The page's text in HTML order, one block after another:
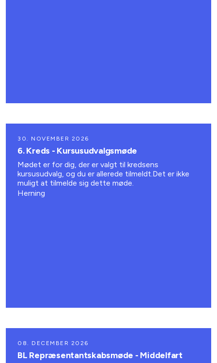
30. NOVEMBER 2026
6. Kreds - Kursusudvalgsmøde
Mødet er for dig, der er valgt til kredsens
kursusudvalg, og du er allerede tilmeldt.Det er ikke
muligt at tilmelde sig dette møde.
Herning
08. DECEMBER 2026
BL Repræsentantskabsmøde - Middelfart